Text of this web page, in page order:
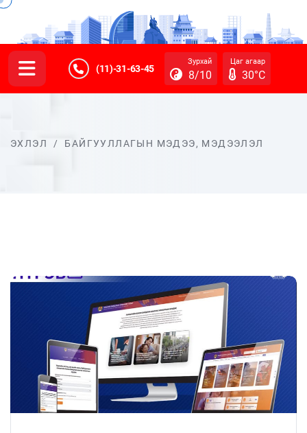
(11)-31-63-45
Зурхай
8/10
Цаг агаар
30°C
ЭХЛЭЛ / БАЙГУУЛЛАГЫН МЭДЭЭ, МЭДЭЭЛЭЛ